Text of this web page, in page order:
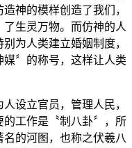
神的模样创造了我们，
生灵万物。而仿神的人
为人类建立婚姻制度，
〞的称号，这样让人类
设立官员，管理人民，
工作是〝制八卦〞，所
的河图，也称之伏羲八